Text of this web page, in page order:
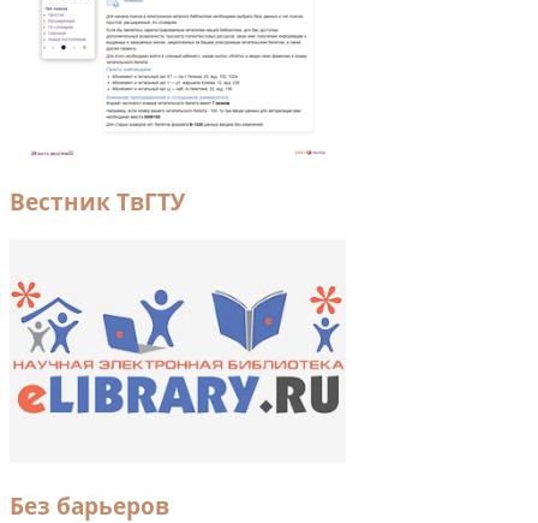
Вестник ТвГТУ
Без барьеров